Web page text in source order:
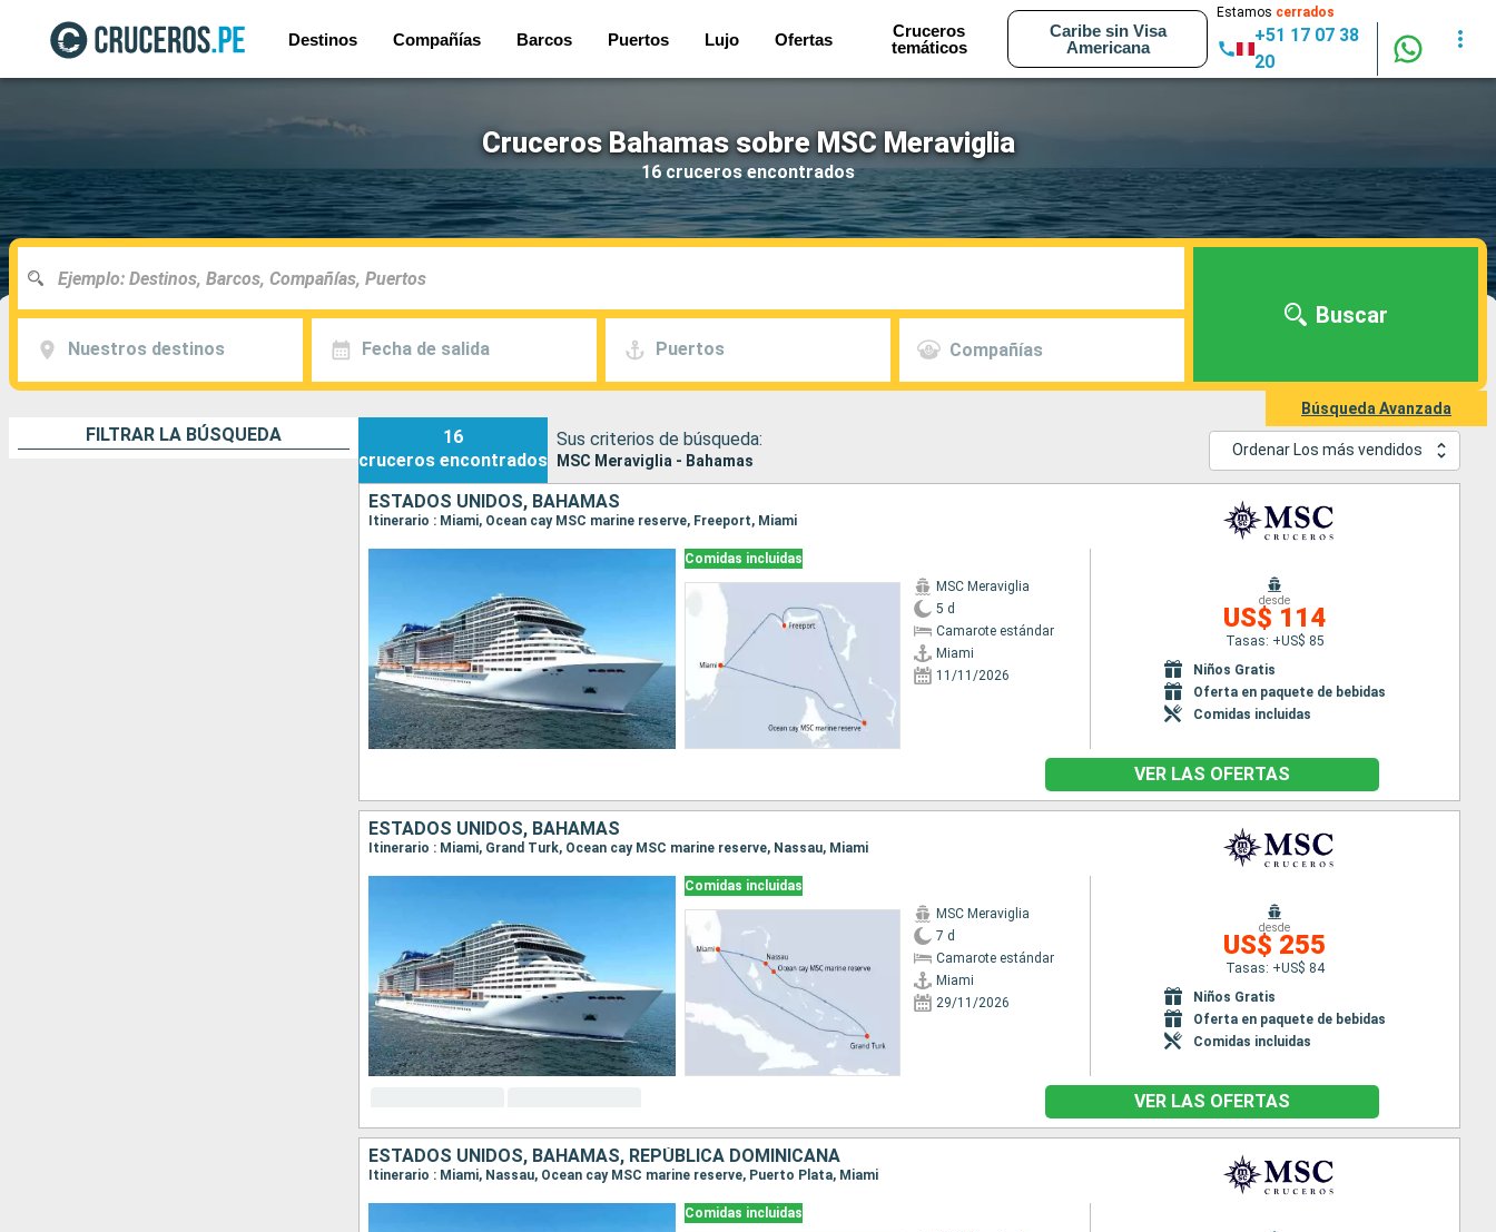
Destinos Compañías Barcos Puertos Lujo Ofertas
Cruceros
temáticos
Caribe sin Visa
Americana
Estamos cerrados
+51 17 07 38
20
Cruceros Bahamas sobre MSC Meraviglia
16 cruceros encontrados
Nuestros destinos Fecha de salida Puertos Compañías
Buscar
Búsqueda Avanzada
FILTRAR LA BÚSQUEDA
16
cruceros encontrados
Sus criterios de búsqueda:
MSC Meraviglia - Bahamas
Ordenar Los más vendidos
ESTADOS UNIDOS, BAHAMAS
Itinerario : Miami, Ocean cay MSC marine reserve, Freeport, Miami
Comidas incluidas
MSC Meraviglia
5 d
Camarote estándar
Miami
11/11/2026
desde
US$ 114
Tasas: +US$ 85
Niños Gratis
Oferta en paquete de bebidas
Comidas incluidas
VER LAS OFERTAS
ESTADOS UNIDOS, BAHAMAS
Itinerario : Miami, Grand Turk, Ocean cay MSC marine reserve, Nassau, Miami
Comidas incluidas
MSC Meraviglia
7 d
Camarote estándar
Miami
29/11/2026
desde
US$ 255
Tasas: +US$ 84
Niños Gratis
Oferta en paquete de bebidas
Comidas incluidas
VER LAS OFERTAS
ESTADOS UNIDOS, BAHAMAS, REPÚBLICA DOMINICANA
Itinerario : Miami, Nassau, Ocean cay MSC marine reserve, Puerto Plata, Miami
Comidas incluidas